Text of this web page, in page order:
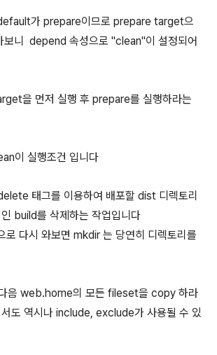
가 prepare이므로 prepare target으
보니 depend 속성으로 "clean"이 설정되어
을 먼저 실행 후 prepare를 실행하라는
이 실행조건 입니다
태그를 이용하여 배포할 dist 디렉토리
build를 삭제하는 작업입니다
다시 와보면 mkdir 는 당연히 디렉토리를
음 web.home의 모든 fileset을 copy 하라
도 역시나 include, exclude가 사용될 수 있